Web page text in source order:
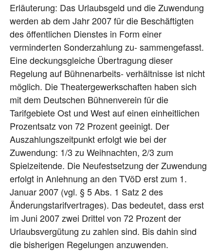
Erläuterung: Das Urlaubsgeld und die Zuwendung
werden ab dem Jahr 2007 für die Beschäftigten
des öffentlichen Dienstes in Form einer
verminderten Sonderzahlung zu- sammengefasst.
Eine deckungsgleiche Übertragung dieser
Regelung auf Bühnenarbeits- verhältnisse ist nicht
möglich. Die Theatergewerkschaften haben sich
mit dem Deutschen Bühnenverein für die
Tarifgebiete Ost und West auf einen einheitlichen
Prozentsatz von 72 Prozent geeinigt. Der
Auszahlungszeitpunkt erfolgt wie bei der
Zuwendung: 1/3 zu Weihnachten, 2/3 zum
Spielzeitende. Die Neufestsetzung der Zuwendung
erfolgt in Anlehnung an den TVöD erst zum 1.
Januar 2007 (vgl. § 5 Abs. 1 Satz 2 des
Änderungstarifvertrages). Das bedeutet, dass erst
im Juni 2007 zwei Drittel von 72 Prozent der
Urlaubsvergütung zu zahlen sind. Bis dahin sind
die bisherigen Regelungen anzuwenden.